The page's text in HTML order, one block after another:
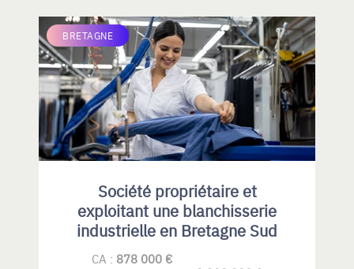
BRETAGNE
Société propriétaire et
exploitant une blanchisserie
industrielle en Bretagne Sud
CA : 878 000 €